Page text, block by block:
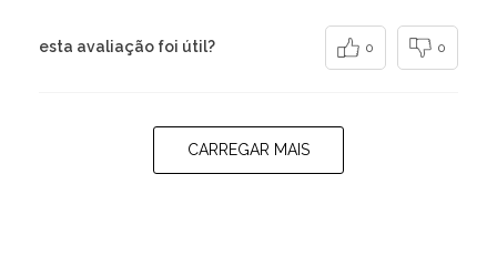
esta avaliação foi útil? 0 0
CARREGAR MAIS